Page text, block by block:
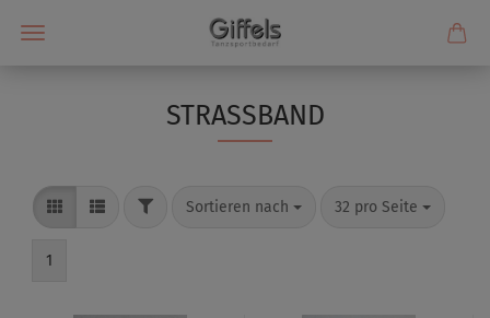
STRASSBAND
Sortieren nach 32 pro Seite
1